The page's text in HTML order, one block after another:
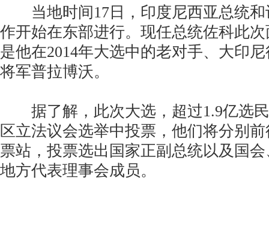
当地时间17日，印度尼西亚总统和
作开始在东部进行。现任总统佐科此
是他在2014年大选中的老对手、大印
将军普拉博沃。
据了解，此次大选，超过1.9亿选民
区立法议会选举中投票，他们将分别
票站，投票选出国家正副总统以及国
地方代表理事会成员。